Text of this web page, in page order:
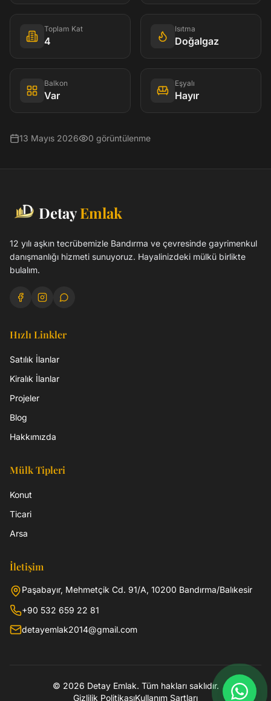
Toplam Kat
4
Isıtma
Doğalgaz
Balkon
Var
Eşyalı
Hayır
13 Mayıs 2026 0 görüntülenme
Detay Emlak
12 yılı aşkın tecrübemizle Bandırma ve çevresinde gayrimenkul
danışmanlığı hizmeti sunuyoruz. Hayalinizdeki mülkü birlikte
bulalım.
Hızlı Linkler
Satılık İlanlar
Kiralık İlanlar
Projeler
Blog
Hakkımızda
Mülk Tipleri
Konut
Ticari
Arsa
İletişim
Paşabayır, Mehmetçik Cd. 91/A, 10200 Bandırma/Balıkesir
+90 532 659 22 81
detayemlak2014@gmail.com
© 2026 Detay Emlak. Tüm hakları saklıdır.
Gizlilik PolitikasıKullanım Şartları